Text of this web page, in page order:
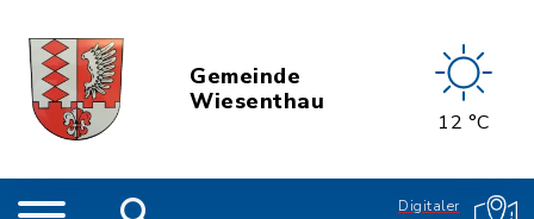
Gemeinde
Wiesenthau
12 °C
Digitaler